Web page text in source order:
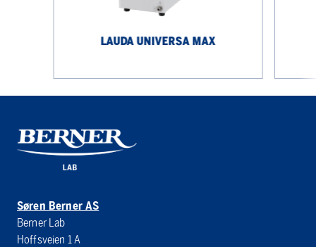
LAUDA UNIVERSA MAX
Søren Berner AS
Berner Lab
Hoffsveien 1 A